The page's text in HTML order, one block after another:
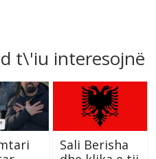
t\'iu interesojnë
Sali Berisha